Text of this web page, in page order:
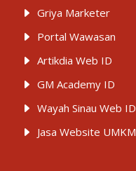
Griya Marketer
Portal Wawasan
Artikdia Web ID
GM Academy ID
Wayah Sinau Web ID
Jasa Website UMKM